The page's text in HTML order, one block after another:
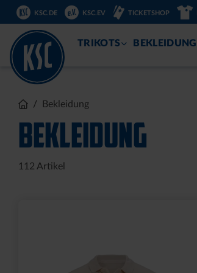
DIREKT
ZUM
INHALT
KSC.DE KSC.EV TICKETSHOP
TRIKOTS BEKLEIDUNG
Bekleidung
BEKLEIDUNG
112 Artikel